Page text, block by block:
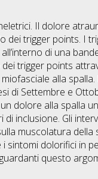
Il dolore
dei trigger points. I
di una
trigger points
alla
di Settembre e
dolore alla spalla
inclusione. Gli
muscolatura della
sintomi dolorifici in
questo